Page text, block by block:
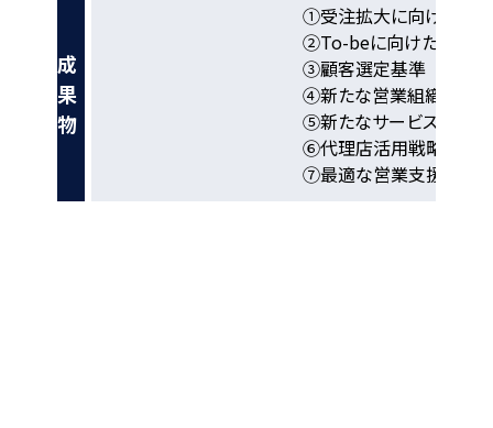
成
果
物
①受注拡大に向けた新
②To-beに向けた理想の
③顧客選定基準
④新たな営業組織にお
⑤新たなサービス価格
⑥代理店活用戦略
⑦最適な営業支援ツー